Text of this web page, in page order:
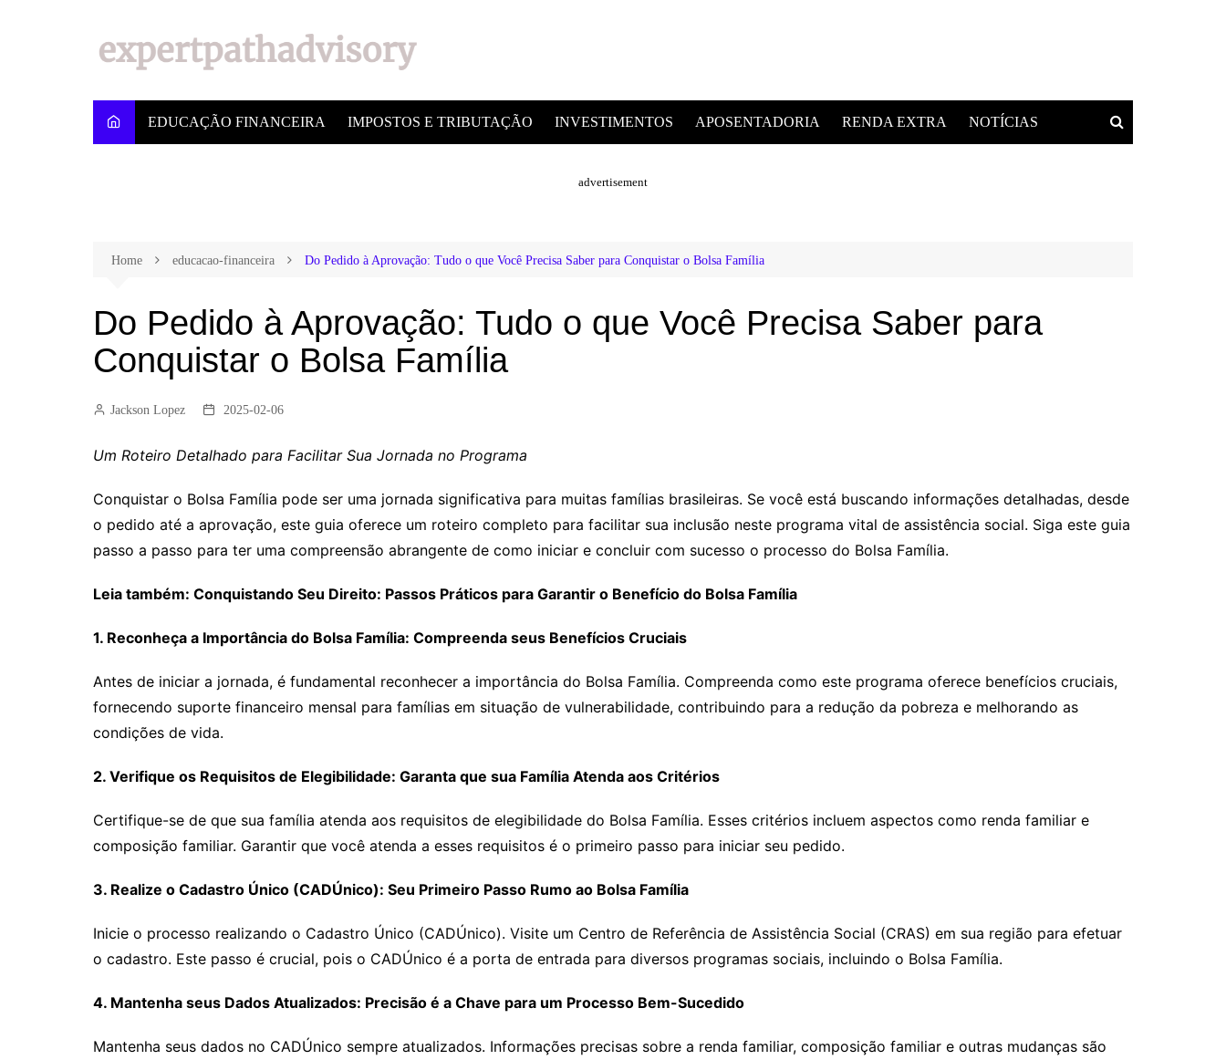
EDUCAÇÃO FINANCEIRA IMPOSTOS E TRIBUTAÇÃO INVESTIMENTOS APOSENTADORIA RENDA EXTRA NOTÍCIAS
advertisement
Home educacao-financeira Do Pedido à Aprovação: Tudo o que Você Precisa Saber para Conquistar o Bolsa Família
Do Pedido à Aprovação: Tudo o que Você Precisa Saber para
Conquistar o Bolsa Família
Jackson Lopez 2025-02-06
Um Roteiro Detalhado para Facilitar Sua Jornada no Programa
Conquistar o Bolsa Família pode ser uma jornada significativa para muitas famílias brasileiras. Se você está buscando informações detalhadas, desde
o pedido até a aprovação, este guia oferece um roteiro completo para facilitar sua inclusão neste programa vital de assistência social. Siga este guia
passo a passo para ter uma compreensão abrangente de como iniciar e concluir com sucesso o processo do Bolsa Família.
Leia também: Conquistando Seu Direito: Passos Práticos para Garantir o Benefício do Bolsa Família
1. Reconheça a Importância do Bolsa Família: Compreenda seus Benefícios Cruciais
Antes de iniciar a jornada, é fundamental reconhecer a importância do Bolsa Família. Compreenda como este programa oferece benefícios cruciais,
fornecendo suporte financeiro mensal para famílias em situação de vulnerabilidade, contribuindo para a redução da pobreza e melhorando as
condições de vida.
2. Verifique os Requisitos de Elegibilidade: Garanta que sua Família Atenda aos Critérios
Certifique-se de que sua família atenda aos requisitos de elegibilidade do Bolsa Família. Esses critérios incluem aspectos como renda familiar e
composição familiar. Garantir que você atenda a esses requisitos é o primeiro passo para iniciar seu pedido.
3. Realize o Cadastro Único (CADÚnico): Seu Primeiro Passo Rumo ao Bolsa Família
Inicie o processo realizando o Cadastro Único (CADÚnico). Visite um Centro de Referência de Assistência Social (CRAS) em sua região para efetuar
o cadastro. Este passo é crucial, pois o CADÚnico é a porta de entrada para diversos programas sociais, incluindo o Bolsa Família.
4. Mantenha seus Dados Atualizados: Precisão é a Chave para um Processo Bem-Sucedido
Mantenha seus dados no CADÚnico sempre atualizados. Informações precisas sobre a renda familiar, composição familiar e outras mudanças são